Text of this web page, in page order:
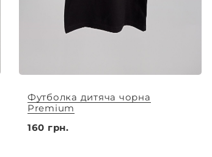
Футболка дитяча чорна
Premium
160 грн.